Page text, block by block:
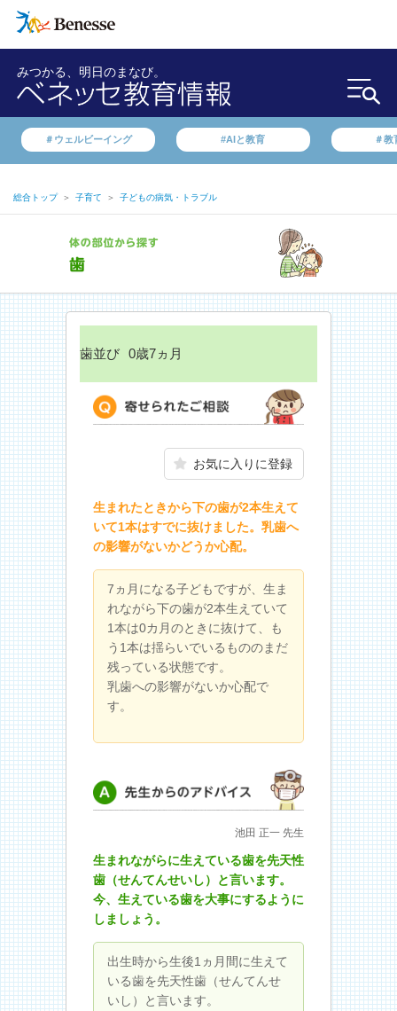
みつかる、明日のまなび。
＃ウェルビーイング #AIと教育 ＃教
総合トップ ＞ 子育て ＞ 子どもの病気・トラブル
歯並び 0歳7ヵ月
お気に入りに登録
生まれたときから下の歯が2本生えて
いて1本はすでに抜けました。乳歯へ
の影響がないかどうか心配。
7ヵ月になる子どもですが、生ま
れながら下の歯が2本生えていて
1本は0カ月のときに抜けて、も
う1本は揺らいでいるもののまだ
残っている状態です。
乳歯への影響がないか心配で
す。
先生からのアドバイス池田 正一 先生
生まれながらに生えている歯を先天性
歯（せんてんせいし）と言います。
今、生えている歯を大事にするように
しましょう。
出生時から生後1ヵ月間に生えて
いる歯を先天性歯（せんてんせ
いし）と言います。